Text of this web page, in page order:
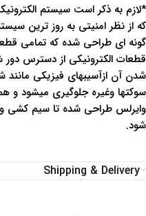
*لازم به ذکر است سیستم
که از نظر امنیتی به روز ترین
گونه ای طراحی شده که تمامی
قطعات الکترونیکی از دسترس
شدن آن ازآسیبهای فیزیکی
سوکتها وغیره جلوگیری میشود و
وایرلس طراحی شده تا سیم کشی
شود.
Shipping & Delivery